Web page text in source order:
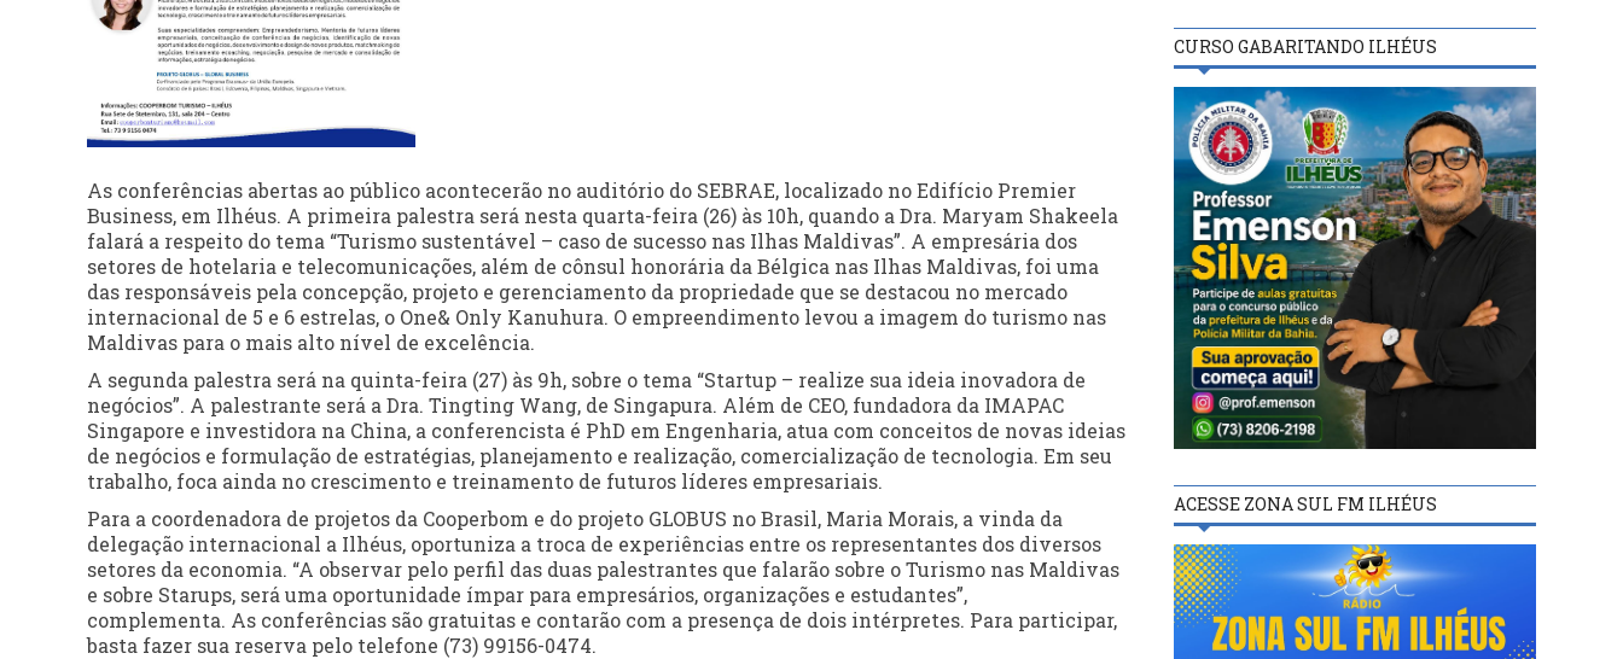
As conferências abertas ao público acontecerão no auditório do SEBRAE, localizado no Edifício Premier
Business, em Ilhéus. A primeira palestra será nesta quarta-feira (26) às 10h, quando a Dra. Maryam Shakeela
falará a respeito do tema “Turismo sustentável – caso de sucesso nas Ilhas Maldivas”. A empresária dos
setores de hotelaria e telecomunicações, além de cônsul honorária da Bélgica nas Ilhas Maldivas, foi uma
das responsáveis pela concepção, projeto e gerenciamento da propriedade que se destacou no mercado
internacional de 5 e 6 estrelas, o One& Only Kanuhura. O empreendimento levou a imagem do turismo nas
Maldivas para o mais alto nível de excelência.
A segunda palestra será na quinta-feira (27) às 9h, sobre o tema “Startup – realize sua ideia inovadora de
negócios”. A palestrante será a Dra. Tingting Wang, de Singapura. Além de CEO, fundadora da IMAPAC
Singapore e investidora na China, a conferencista é PhD em Engenharia, atua com conceitos de novas ideias
de negócios e formulação de estratégias, planejamento e realização, comercialização de tecnologia. Em seu
trabalho, foca ainda no crescimento e treinamento de futuros líderes empresariais.
Para a coordenadora de projetos da Cooperbom e do projeto GLOBUS no Brasil, Maria Morais, a vinda da
delegação internacional a Ilhéus, oportuniza a troca de experiências entre os representantes dos diversos
setores da economia. “A observar pelo perfil das duas palestrantes que falarão sobre o Turismo nas Maldivas
e sobre Starups, será uma oportunidade ímpar para empresários, organizações e estudantes”,
complementa. As conferências são gratuitas e contarão com a presença de dois intérpretes. Para participar,
basta fazer sua reserva pelo telefone (73) 99156-0474.
CURSO GABARITANDO ILHÉUS
ACESSE ZONA SUL FM ILHÉUS